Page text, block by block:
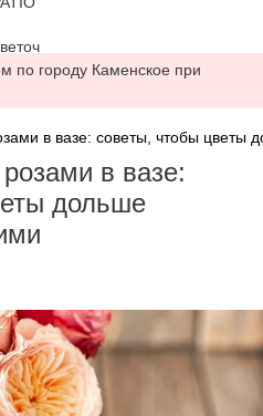
по городу Каменское при
в вазе: советы, чтобы цветы
в вазе:
дольше